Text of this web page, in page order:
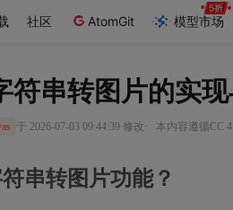
社区 AtomGit 模型市场
串转图片的实
于 2026-07-03 09:44:39 修改 · 本内容遵循CC
串转图片功能？